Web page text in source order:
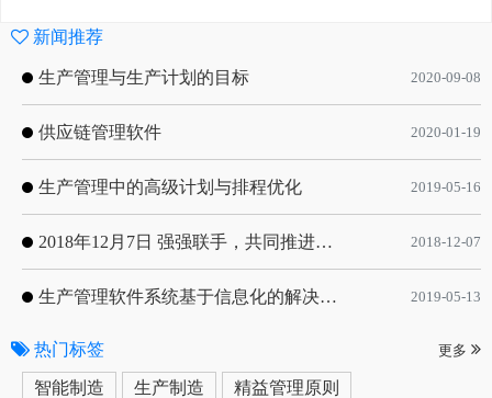
新闻推荐
生产管理与生产计划的目标 2020-09-08
供应链管理软件 2020-01-19
生产管理中的高级计划与排程优化 2019-05-16
2018年12月7日 强强联手，共同推进电子器件领域APS应用典范 风华高科生产自动化工业互联网应用项目-APS项目启动会 2018-12-07
生产管理软件系统基于信息化的解决方案 2019-05-13
热门标签 更多
智能制造 生产制造 精益管理原则